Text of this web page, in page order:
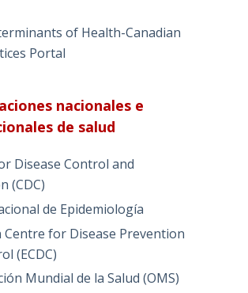
of Health-Canadian
Portal
nacionales e
de salud
Disease Control and
(CDC)
de Epidemiología
Centre for Disease Prevention
(ECDC)
Mundial de la Salud (OMS)